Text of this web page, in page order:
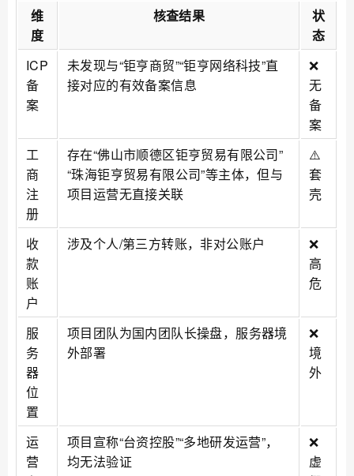
维
度
核查结果
状
态
ICP
备
案
未发现与“钜亨商贸”“钜亨网络科技”直
接对应的有效备案信息
❌
无
备
案
工
商
注
册
存在“佛山市顺德区钜亨贸易有限公司”
“珠海钜亨贸易有限公司”等主体，但与
项目运营无直接关联
⚠️
套
壳
收
款
账
户
涉及个人/第三方转账，非对公账户
❌
高
危
服
务
器
位
置
项目团队为国内团队长操盘，服务器境
外部署
❌
境
外
运
营
项目宣称“台资控股”“多地研发运营”，
均无法验证
❌
虚